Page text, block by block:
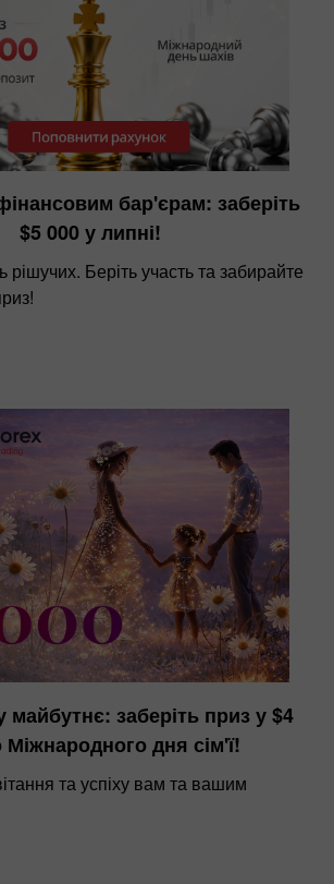
виставці Dubai Forex Expo
бар'єрам: заберіть
$5 000 у липні!
Беріть участь та забирайте
майбутнє: заберіть приз у $4
Міжнародного дня сім'ї!
та успіху вам та вашим